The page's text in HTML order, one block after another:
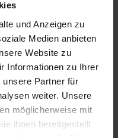
und Anzeigen zu
Medien anbieten
Website zu
Informationen zu Ihrer
unsere Partner für
weiter. Unsere
möglicherweise mit
ihnen bereitgestellt
auf